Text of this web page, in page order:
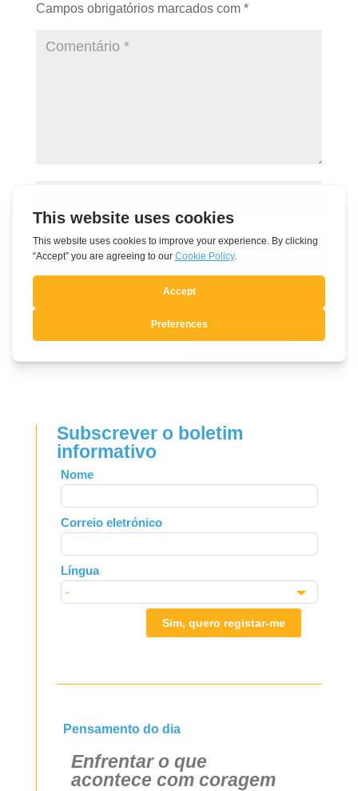
Campos obrigatórios marcados com *
Submit Comment
Subscrever o boletim
informativo
Leave
this
field
blank
Nome
Correio eletrónico
Língua
Sim, quero registar-me
Pensamento do dia
Enfrentar o que
acontece com coragem